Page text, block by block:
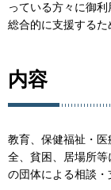
っている方々に御
総合的に支援するた
内容
教育、保健福祉・
全、貧困、居場所
の団体による相談・